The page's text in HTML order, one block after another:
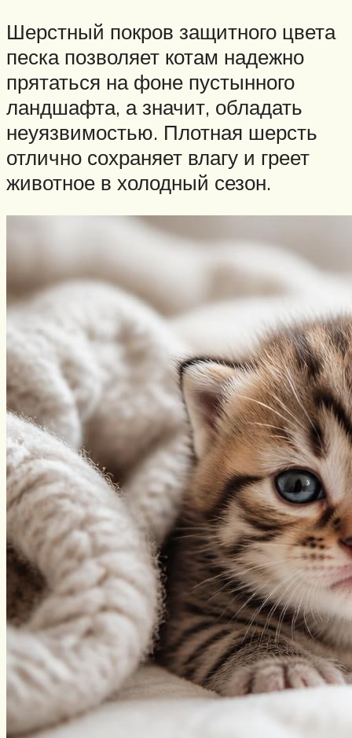
Шерстный покров защитного цвета
песка позволяет котам надежно
прятаться на фоне пустынного
ландшафта, а значит, обладать
неуязвимостью. Плотная шерсть
отлично сохраняет влагу и греет
животное в холодный сезон.